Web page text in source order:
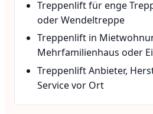
Treppenlift für enge
oder Wendeltreppe
Treppenlift in
Mehrfamilienhaus oder
Treppenlift Anbieter,
Service vor Ort